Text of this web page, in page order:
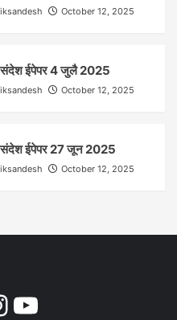
October 12, 2025
संदेश ईपेपर 4 जुलै 2025
October 12, 2025
संदेश ईपेपर 27 जून 2025
October 12, 2025
YouTube